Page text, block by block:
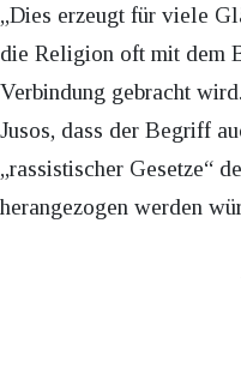
„Dies erzeugt für viele
die Religion oft mit dem
Verbindung gebracht
Jusos, dass der Begriff
„rassistischer Gesetze“
herangezogen werden